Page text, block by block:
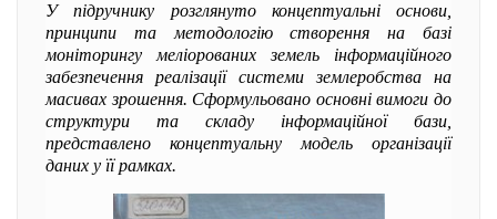
У підручнику розглянуто концептуальні основи,
принципи та методологію створення на базі
моніторингу меліорованих земель інформаційного
забезпечення реалізації системи землеробства на
масивах зрошення. Сформульовано основні вимоги до
структури та складу інформаційної бази,
представлено концептуальну модель організації
даних у її рамках.